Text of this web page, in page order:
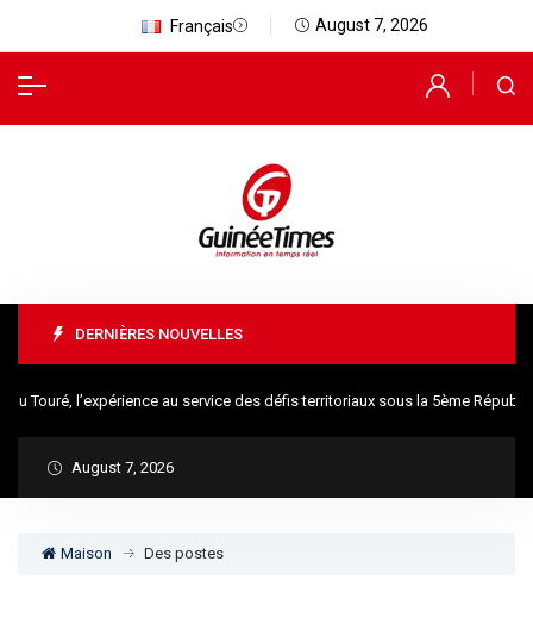
Français August 7, 2026
DERNIÈRES NOUVELLES
l’expérience au service des défis territoriaux sous la 5ème République
August 7, 2026
Maison Des postes